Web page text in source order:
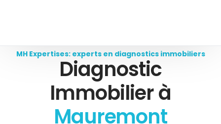
MH Expertises: experts en diagnostics immobiliers
Diagnostic
Immobilier à
Mauremont